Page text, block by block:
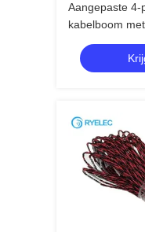
Aangepaste 4-
kabelboom
en
huishoudelijke